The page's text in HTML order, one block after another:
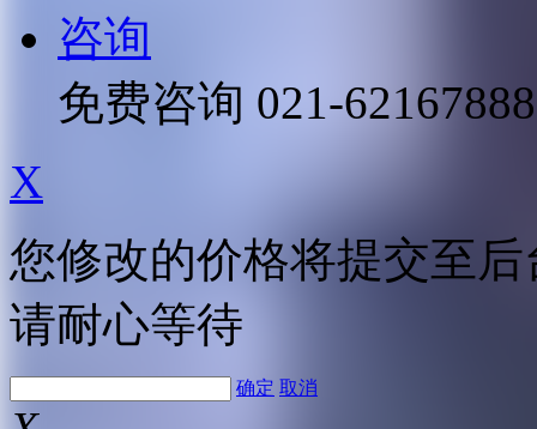
咨询
免费咨询 021-62167888
X
您修改的价格将提交至
请耐心等待
确定 取消